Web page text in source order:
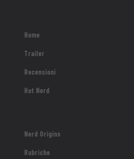
Home
Trailer
Recensioni
Hot Nerd
Nerd Origins
Rubriche